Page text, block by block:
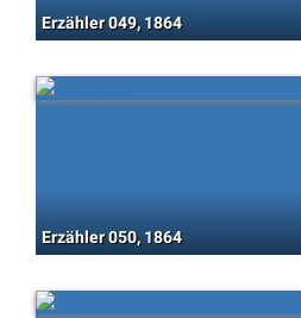
Erzähler 049, 1864
Erzähler 050, 1864